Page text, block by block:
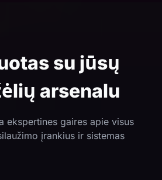
su jūsų
arsenalu
ekspertines gaires apie visus
įrankius ir sistemas